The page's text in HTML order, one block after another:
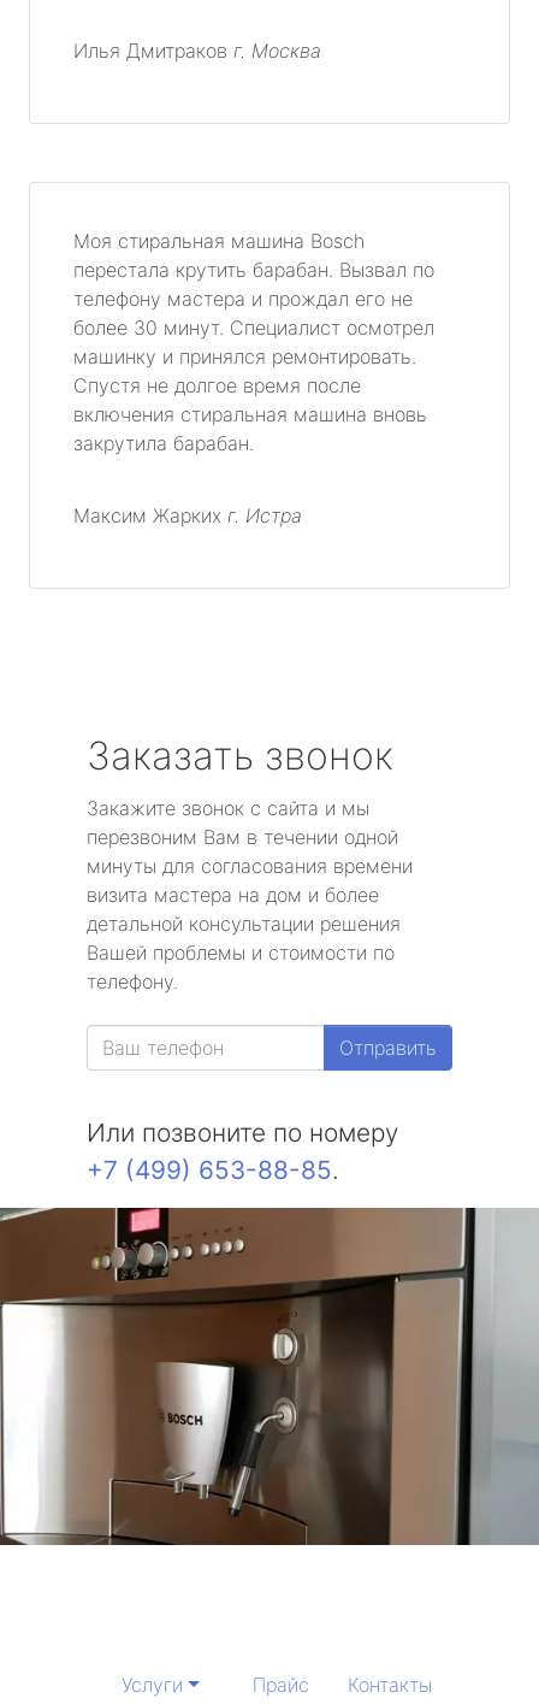
Илья Дмитраков г. Москва
Моя стиральная машина Bosch
перестала крутить барабан. Вызвал по
телефону мастера и прождал его не
более 30 минут. Специалист осмотрел
машинку и принялся ремонтировать.
Спустя не долгое время после
включения стиральная машина вновь
закрутила барабан.
Максим Жарких г. Истра
Заказать звонок
Закажите звонок с сайта и мы
перезвоним Вам в течении одной
минуты для согласования времени
визита мастера на дом и более
детальной консультации решения
Вашей проблемы и стоимости по
телефону.
Отправить
Или позвоните по номеру
+7 (499) 653-88-85.
Услуги Прайс Контакты